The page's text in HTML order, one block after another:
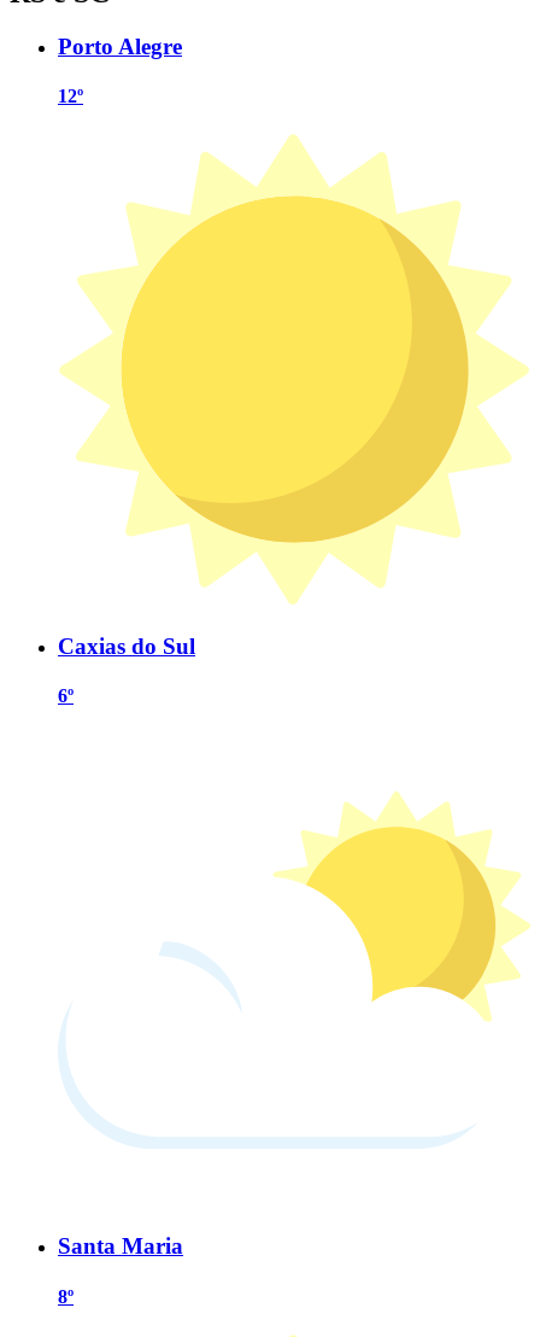
Porto Alegre
12º
Caxias do Sul
6º
Santa Maria
8º